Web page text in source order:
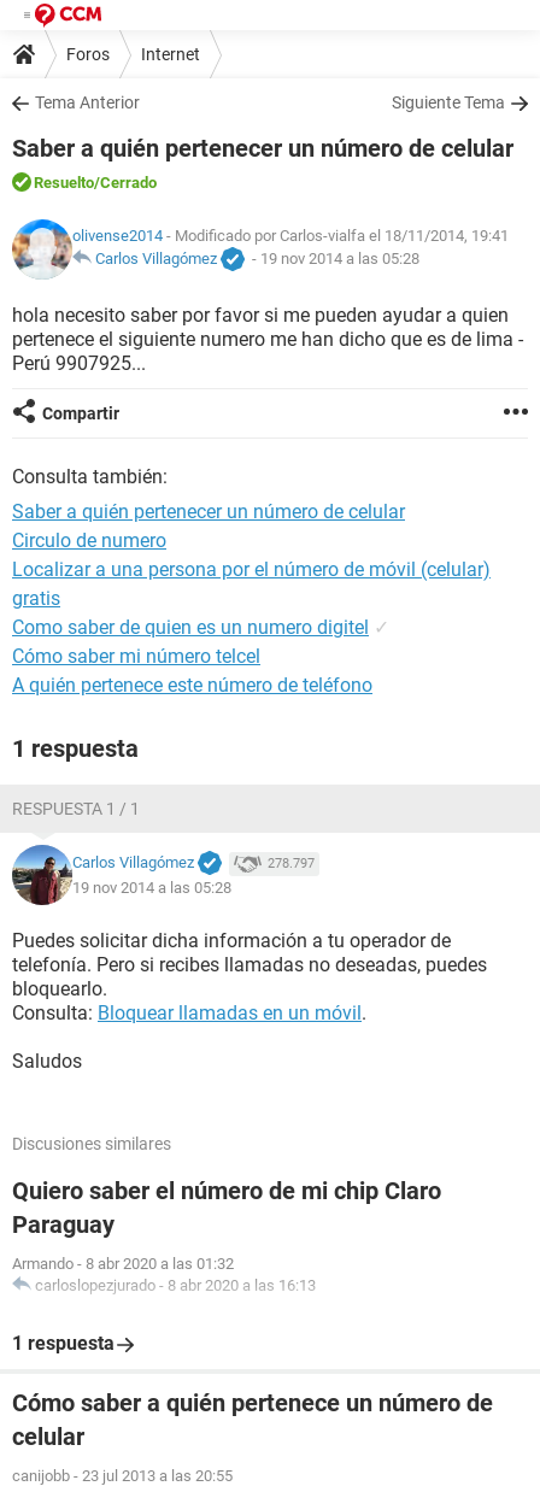
Foros Internet
Tema Anterior Siguiente Tema
Saber a quién pertenecer un número de celular
Resuelto/Cerrado
olivense2014 - Modificado por Carlos-vialfa el 18/11/2014, 19:41
Carlos Villagómez
- 19 nov 2014 a las 05:28
hola necesito saber por favor si me pueden ayudar a quien
pertenece el siguiente numero me han dicho que es de lima -
Perú 9907925...
Compartir
Consulta también:
Saber a quién pertenecer un número de celular
Circulo de numero
Localizar a una persona por el número de móvil (celular)
gratis
Como saber de quien es un numero digitel ✓
Cómo saber mi número telcel
A quién pertenece este número de teléfono
1 respuesta
RESPUESTA 1 / 1
Carlos Villagómez 278.797
19 nov 2014 a las 05:28
Puedes solicitar dicha información a tu operador de
telefonía. Pero si recibes llamadas no deseadas, puedes
bloquearlo.
Consulta: Bloquear llamadas en un móvil.
Saludos
Discusiones similares
Quiero saber el número de mi chip Claro
Paraguay
Armando - 8 abr 2020 a las 01:32
carloslopezjurado - 8 abr 2020 a las 16:13
1 respuesta
Cómo saber a quién pertenece un número de
celular
canijobb - 23 jul 2013 a las 20:55